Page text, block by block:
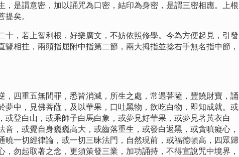
是謂意密，加以誦咒為口密，結印為身密，是謂三密相應。上根
矣。
，若上智利根，好樂廣文，不妨依照修學。今為方便起見，引發
相拄，兩頭指屈附中指第二節，兩大拇指並捻右手無名指中節，
四重五無間罪，悉皆消滅，所生之處，常遇菩薩，豐饒財寶，誦
中，見佛菩薩，及以華果，口吐黑物，飲吃白物，即知成就。或
登白山，或乘師子白馬白象，或夢見好華果，或夢見著黃衣白
，或覺自身巍巍高大，或齒落重生，或發白返黑，或貪嗔癡心，
一切經律論，或一切三昧法門，自然現前，或福德頓高，四眾歸
勿起取著之念，更須策發三業，加功誦持，不得宣說咒中境界，